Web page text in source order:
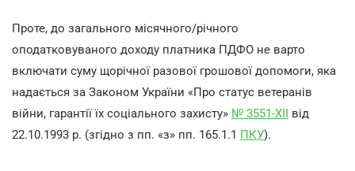
Проте, до загального місячного/річного
оподатковуваного доходу платника ПДФО не варто
включати суму щорічної разової грошової допомоги, яка
надається за Законом України «Про статус ветеранів
війни, гарантії їх соціального захисту» № 3551-XII від
22.10.1993 р. (згідно з пп. «з» пп. 165.1.1 ПКУ).